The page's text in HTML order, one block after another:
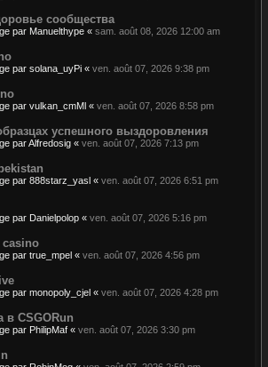
сообщества
par Manuelthype « sam. août 08, 2026 12:00 am
par solana_uyPi « ven. août 07, 2026 9:38 pm
par vulkan_cmMl « ven. août 07, 2026 8:58 pm
успешного выздоровления
parAlfredosig « ven. août 07, 2026 7:13 pm
par 888starz_yasl « ven. août 07, 2026 6:51 pm
par Danielpolop « ven. août 07, 2026 5:16 pm
casino
par true_mpel « ven. août 07, 2026 4:56 pm
par monopoly_cjel « ven. août 07, 2026 4:28 pm
в CSGORun
par PhilipMaf « ven. août 07, 2026 3:30 pm